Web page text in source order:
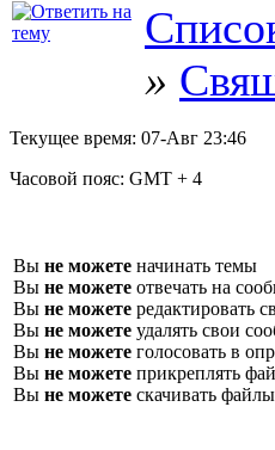
»
Текущее время: 07-Авг 23:46
Часовой пояс: GMT + 4
Вы не можете начинать темы
Вы не можете отвечать на
Вы не можете редактировать
Вы не можете удалять свои
Вы не можете голосовать в
Вы не можете прикреплять
Вы не можете скачивать файлы